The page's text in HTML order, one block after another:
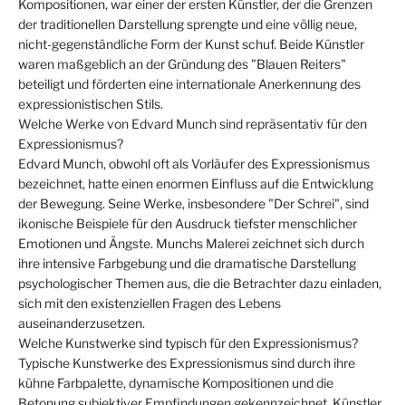
Kompositionen, war einer der ersten Künstler, der die Grenzen
der traditionellen Darstellung sprengte und eine völlig neue,
nicht-gegenständliche Form der Kunst schuf. Beide Künstler
waren maßgeblich an der Gründung des "Blauen Reiters"
beteiligt und förderten eine internationale Anerkennung des
expressionistischen Stils.
Welche Werke von Edvard Munch sind repräsentativ für den
Expressionismus?
Edvard Munch, obwohl oft als Vorläufer des Expressionismus
bezeichnet, hatte einen enormen Einfluss auf die Entwicklung
der Bewegung. Seine Werke, insbesondere "Der Schrei", sind
ikonische Beispiele für den Ausdruck tiefster menschlicher
Emotionen und Ängste. Munchs Malerei zeichnet sich durch
ihre intensive Farbgebung und die dramatische Darstellung
psychologischer Themen aus, die die Betrachter dazu einladen,
sich mit den existenziellen Fragen des Lebens
auseinanderzusetzen.
Welche Kunstwerke sind typisch für den Expressionismus?
Typische Kunstwerke des Expressionismus sind durch ihre
kühne Farbpalette, dynamische Kompositionen und die